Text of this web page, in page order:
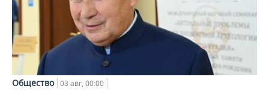
Общество 03 авг, 00:00